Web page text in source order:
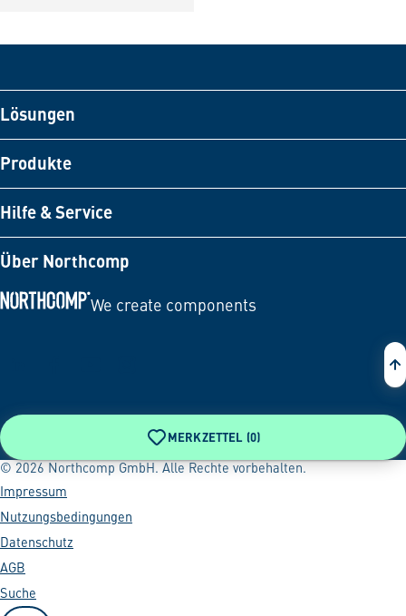
Lösungen
Produkte
Hilfe & Service
Über Northcomp
We create components
MERKZETTEL (0)
© 2026 Northcomp GmbH. Alle Rechte vorbehalten.
Impressum
Nutzungsbedingungen
Datenschutz
AGB
Suche